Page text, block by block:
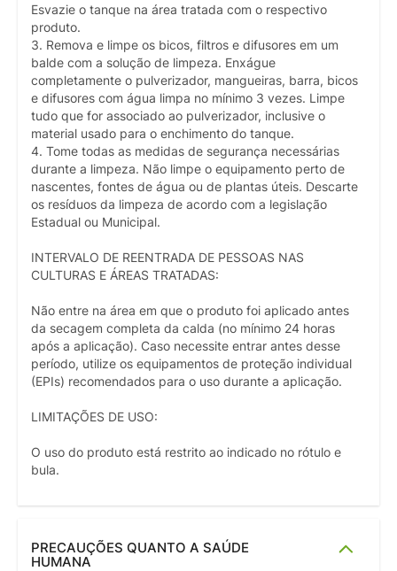
Esvazie o tanque na área tratada com o respectivo
produto.
3. Remova e limpe os bicos, filtros e difusores em um
balde com a solução de limpeza. Enxágue
completamente o pulverizador, mangueiras, barra, bicos
e difusores com água limpa no mínimo 3 vezes. Limpe
tudo que for associado ao pulverizador, inclusive o
material usado para o enchimento do tanque.
4. Tome todas as medidas de segurança necessárias
durante a limpeza. Não limpe o equipamento perto de
nascentes, fontes de água ou de plantas úteis. Descarte
os resíduos da limpeza de acordo com a legislação
Estadual ou Municipal.
INTERVALO DE REENTRADA DE PESSOAS NAS
CULTURAS E ÁREAS TRATADAS:
Não entre na área em que o produto foi aplicado antes
da secagem completa da calda (no mínimo 24 horas
após a aplicação). Caso necessite entrar antes desse
período, utilize os equipamentos de proteção individual
(EPIs) recomendados para o uso durante a aplicação.
LIMITAÇÕES DE USO:
O uso do produto está restrito ao indicado no rótulo e
bula.
PRECAUÇÕES QUANTO A SAÚDE
HUMANA